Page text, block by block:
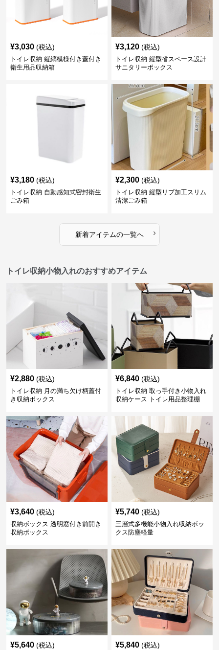
¥3,030 (税込)
トイレ収納 縦縞模様付き蓋付き
衛生用品収納箱
¥3,120 (税込)
トイレ収納 縦型省スペース設計
サニタリーボックス
¥3,180 (税込)
トイレ収納 自動感知式密封衛生
ごみ箱
¥2,300 (税込)
トイレ収納 縦型リブ加工スリム
清潔ごみ箱
新着アイテムの一覧へ ›
トイレ収納小物入れのおすすめアイテム
¥2,880 (税込)
トイレ収納 月の満ち欠け柄蓋付
き収納ボックス
¥6,840 (税込)
トイレ収納 取っ手付き小物入れ
収納ケース トイレ用品整理棚
¥3,640 (税込)
収納ボックス 透明窓付き前開き
収納ボックス
¥5,740 (税込)
三層式多機能小物入れ収納ボッ
クス防塵軽量
¥5,640 (税込) ¥5,840 (税込)